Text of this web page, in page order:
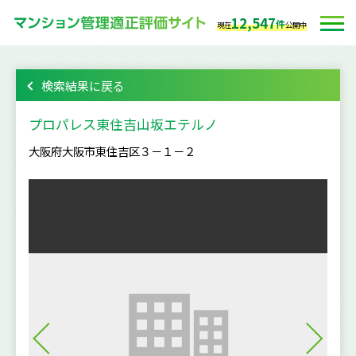
現在12,547件公開中
検索結果に戻る
プロパレス東住吉山坂エテルノ
大阪府大阪市東住吉区３－１－２